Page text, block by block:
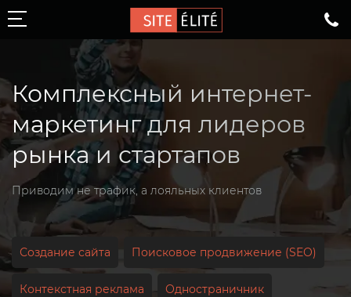
Комплексный интернет-
маркетинг для лидеров
рынка и стартапов
Приводим не трафик, а лояльных клиентов
Создание сайта Поисковое продвижение (SEO)
Контекстная реклама Одностраничник
Создание сайтов
Сайты-каталоги
Корпоративные сайты
Сайты для застройщиков
Сайты для стоматологий
Сайты для агентств недвижимости
Интернет-магазины